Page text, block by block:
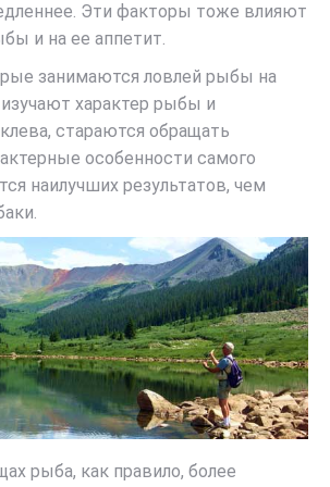
Эти факторы тоже влияют
и на ее аппетит.
занимаются ловлей рыбы на
характер рыбы и
стараются обращать
особенности самого
наилучших результатов, чем
рыба, как правило, более